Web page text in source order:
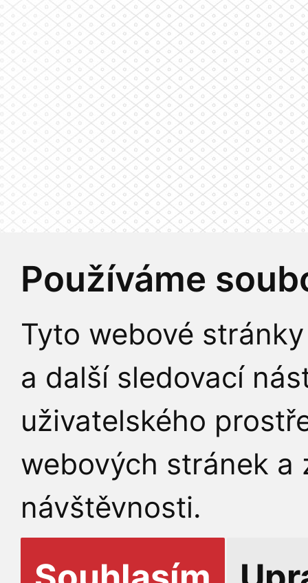
Používáme
Tyto webové
a další sledovací
uživatelského
webových stránek a
návštěvnosti.